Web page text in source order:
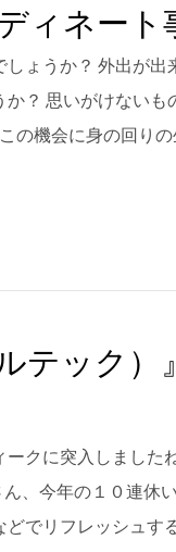
ィネート
ょうか？ 外出が
？ 思いがけない
の機会に身の回り
テック
クに突入しました
、今年の１０連休
でリフレッシュす